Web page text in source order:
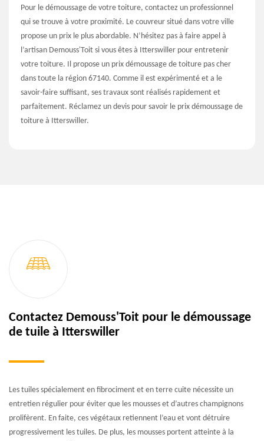
Pour le démoussage de votre toiture, contactez un professionnel
qui se trouve à votre proximité. Le couvreur situé dans votre ville
propose un prix le plus abordable. N’hésitez pas à faire appel à
l’artisan Demouss'Toit si vous êtes à Itterswiller pour entretenir
votre toiture. Il propose un prix démoussage de toiture pas cher
dans toute la région 67140. Comme il est expérimenté et a le
savoir-faire suffisant, ses travaux sont réalisés rapidement et
parfaitement. Réclamez un devis pour savoir le prix démoussage de
toiture à Itterswiller.
Contactez Demouss'Toit pour le démoussage
de tuile à Itterswiller
Les tuiles spécialement en fibrociment et en terre cuite nécessite un
entretien régulier pour éviter que les mousses et d’autres champignons
prolifèrent. En faite, ces végétaux retiennent l’eau et vont détruire
progressivement les tuiles. De plus, les mousses portent atteinte à la